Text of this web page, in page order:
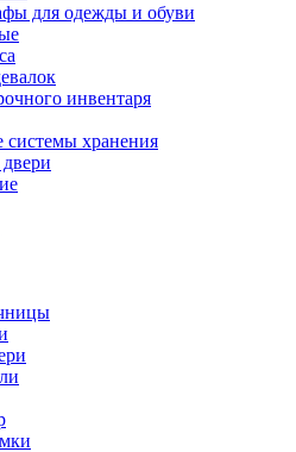
для одежды и обуви
инвентаря
системы хранения